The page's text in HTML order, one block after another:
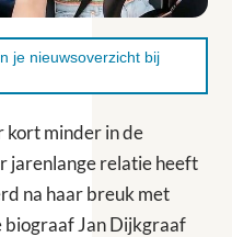
je nieuwsoverzicht bij
kort minder in de
jarenlange relatie heeft
na haar breuk met
biograaf Jan Dijkgraaf